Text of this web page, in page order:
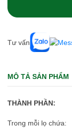
Tư vấn
MÔ TẢ SẢN PHẨM
THÀNH PHẦN:
Trong mỗi lọ chứa: